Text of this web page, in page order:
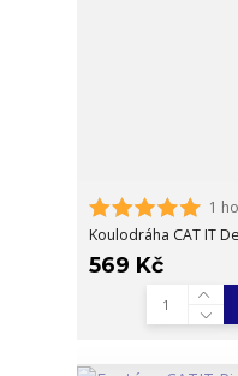
1
Koulodráha CAT IT
569 Kč